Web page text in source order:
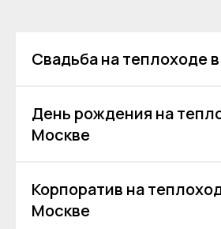
Свадьба на теплоходе
День рождения на
Москве
Корпоратив на
Москве